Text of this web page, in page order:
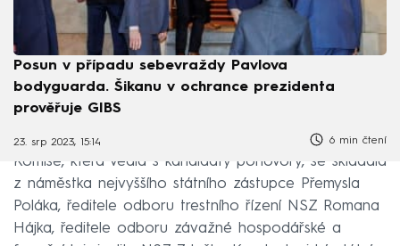
Posun v případu sebevraždy Pavlova
bodyguarda. Šikanu v ochrance prezidenta
prověřuje GIBS
23. srp 2023, 15:14 6 min čtení
Komise, která vedla s kandidáty pohovory, se skládala
z náměstka nejvyššího státního zástupce Přemysla
Poláka, ředitele odboru trestního řízení NSZ Romana
Hájka, ředitele odboru závažné hospodářské a